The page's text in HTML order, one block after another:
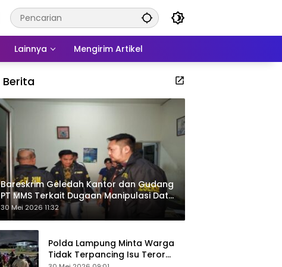
Lainnya Mengirim Artikel
Berita
Bareskrim Geledah Kantor dan Gudang
PT MMS Terkait Dugaan Manipulasi Data
Ekspor Sawit
30 Mei 2026 11:32
Polda Lampung Minta Warga
Tidak Terpancing Isu Teror